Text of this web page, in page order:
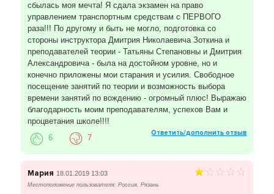
сбылась моя мечта! Я сдала экзамен на право
управлением транспортным средствам с ПЕРВОГО
раза!!! По другому и быть не могло, подготовка со
стороны инструктора Дмитрия Николаевича Зоткина и
преподавателей теории - Татьяны Степановны и Дмитрия
Александровича - была на достойном уровне, но и
конечно приложены мои старания и усилия. Свободное
посещение занятий по теории и возможность выбора
времени занятий по вождению - огромный плюс! Выражаю
благодарность моим преподавателям, успехов Вам и
процветания школе!!!!
Ответить/дополнить отзыв
6 7
Мария 18.01.2019 13:03
Местоположение пользователя: Россия, Рязань